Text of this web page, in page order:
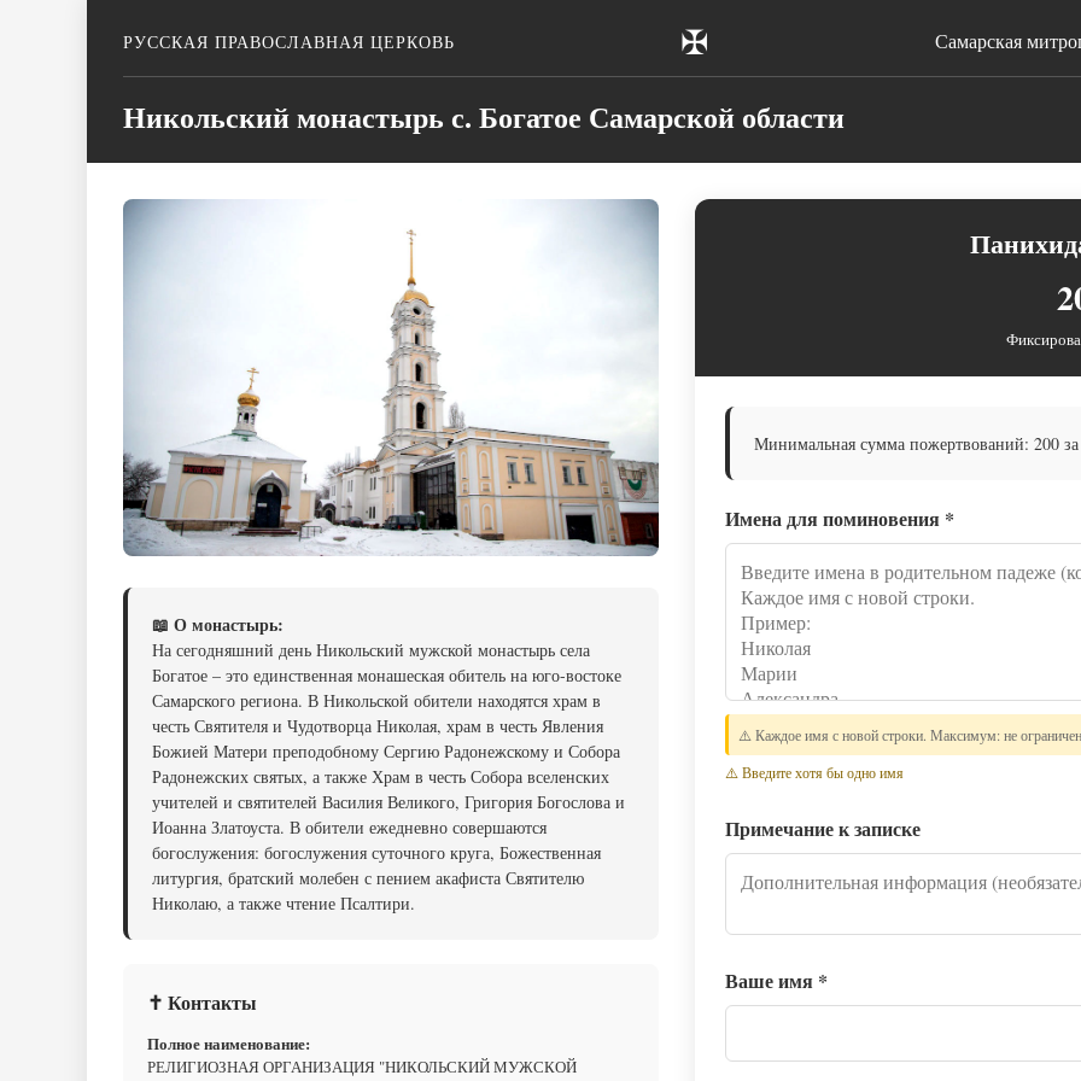
РУССКАЯ ПРАВОСЛАВНАЯ ЦЕРКОВЬ ✠ Самарская
Никольский монастырь с. Богатое Самарской области
📖 О монастырь:
На сегодняшний день Никольский мужской монастырь села
Богатое – это единственная монашеская обитель на юго-востоке
Самарского региона. В Никольской обители находятся храм в
честь Святителя и Чудотворца Николая, храм в честь Явления
Божией Матери преподобному Сергию Радонежскому и Собора
Радонежских святых, а также Храм в честь Собора вселенских
учителей и святителей Василия Великого, Григория Богослова и
Иоанна Златоуста. В обители ежедневно совершаются
богослужения: богослужения суточного круга, Божественная
литургия, братский молебен с пением акафиста Святителю
Николаю, а также чтение Псалтири.
✝ Контакты
Полное наименование:
РЕЛИГИОЗНАЯ ОРГАНИЗАЦИЯ "НИКОЛЬСКИЙ МУЖСКОЙ
Минимальная сумма пожертвований: 200
Имена для поминовения *
⚠️ Каждое имя с новой строки. Максимум: не
⚠️ Введите хотя бы одно имя
Примечание к записке
Ваше имя *